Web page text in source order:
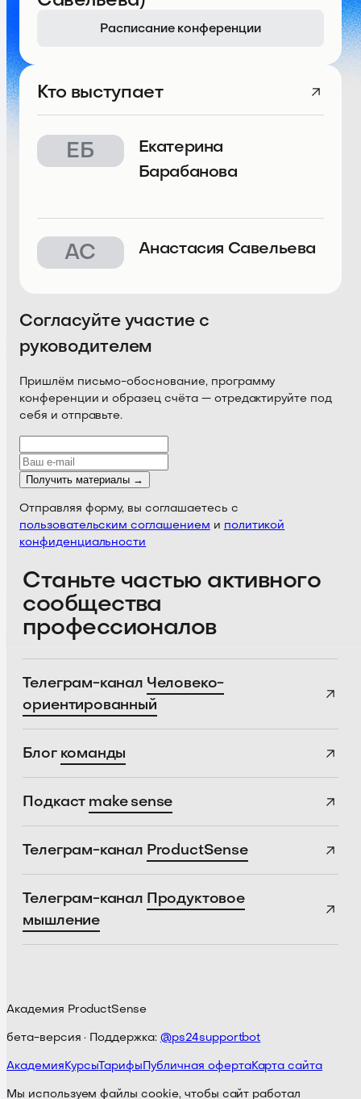
Расписание конференции
Кто выступает
ЕБ
Екатерина
Барабанова
АС Анастасия Савельева
Согласуйте участие с
руководителем
Пришлём письмо-обоснование, программу
конференции и образец счёта — отредактируйте под
себя и отправьте.
Получить материалы →
Отправляя форму, вы соглашаетесь с
пользовательским соглашением и политикой
конфиденциальности
Станьте частью активного
сообщества
профессионалов
Телеграм-канал Человеко-
ориентированный
Блог команды
Подкаст make sense
Телеграм-канал ProductSense
Телеграм-канал Продуктовое
мышление
Академия ProductSense
бета-версия · Поддержка: @ps24supportbot
Академия КурсыТарифы Публичная офертаКарта сайта
Мы используем файлы cookie, чтобы сайт работал